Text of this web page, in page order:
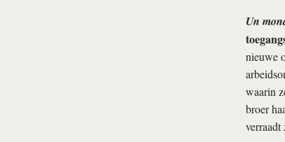
Un
nieuwe
waarin
broer
verraadt